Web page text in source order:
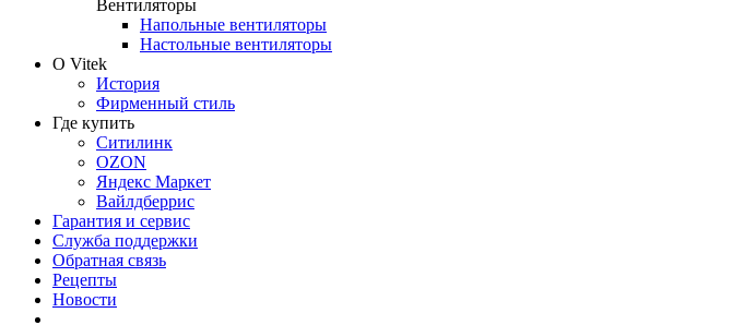
Вентиляторы
Напольные вентиляторы
Настольные вентиляторы
О Vitek
История
Фирменный стиль
Где купить
Ситилинк
OZON
Яндекс Маркет
Вайлдберрис
Гарантия и сервис
Служба поддержки
Обратная связь
Рецепты
Новости